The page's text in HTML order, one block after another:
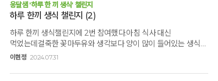
밤하늘을 보면서 북두칠성과 은하수 뿐만 아니라 다른 이야기도
해볼 수 있을 것 같아서 살짝 기대가 되었다. 늦은 시간 눈을 반쯤
감고 있는 아이에게 ‘아이들이 아빠에게 바라는 20가지 바람'과
‘감사 5가지’와 ‘미안 5가지’를 얘기하는데 자꾸 눈이 작아지다가
‘그러니?’하고 물으면 눈을 크게 뜨고 대답해주는 아이의 모습이
재밌었다. 진지한 이야기 속에 재밌는 상황이 여름 밤이 짧아져
옹달샘 '하루 한 끼 생식' 챌린지
하루 한끼 생식 챌린지 (2)
하루 한끼 생식챌린지에 2번 참여했다.아침 식사 대신
먹었는데걸죽한 꽃마두유와 생각보다 양이 많이 들어있는 생식이
한끼 대용으로 충분했다.다른 거 먹고 싶지 않게 든든했다.두유를
먹었는데 꽃마두유와 너무 비교되었다.꽃마생식과 꽃마두유는
이현정 2024.07.31